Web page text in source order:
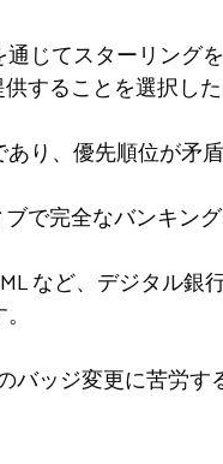
じてスターリング
することを選択した
り、優先順位が矛
で完全なバンキン
など、デジタル
バッジ変更に苦労